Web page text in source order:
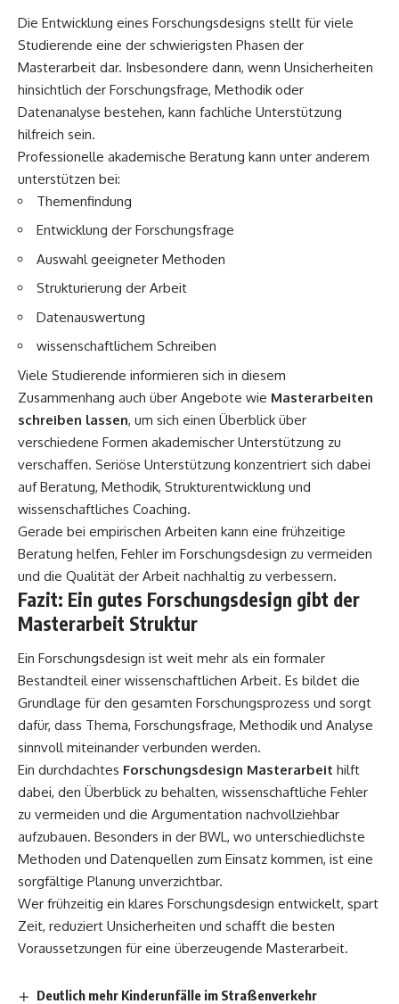
Die Entwicklung eines Forschungsdesigns stellt für viele
Studierende eine der schwierigsten Phasen der
Masterarbeit dar. Insbesondere dann, wenn Unsicherheiten
hinsichtlich der Forschungsfrage, Methodik oder
Datenanalyse bestehen, kann fachliche Unterstützung
hilfreich sein.
Professionelle akademische Beratung kann unter anderem
unterstützen bei:
Themenfindung
Entwicklung der Forschungsfrage
Auswahl geeigneter Methoden
Strukturierung der Arbeit
Datenauswertung
wissenschaftlichem Schreiben
Viele Studierende informieren sich in diesem
Zusammenhang auch über Angebote wie Masterarbeiten
schreiben lassen, um sich einen Überblick über
verschiedene Formen akademischer Unterstützung zu
verschaffen. Seriöse Unterstützung konzentriert sich dabei
auf Beratung, Methodik, Strukturentwicklung und
wissenschaftliches Coaching.
Gerade bei empirischen Arbeiten kann eine frühzeitige
Beratung helfen, Fehler im Forschungsdesign zu vermeiden
und die Qualität der Arbeit nachhaltig zu verbessern.
Fazit: Ein gutes Forschungsdesign gibt der
Masterarbeit Struktur
Ein Forschungsdesign ist weit mehr als ein formaler
Bestandteil einer wissenschaftlichen Arbeit. Es bildet die
Grundlage für den gesamten Forschungsprozess und sorgt
dafür, dass Thema, Forschungsfrage, Methodik und Analyse
sinnvoll miteinander verbunden werden.
Ein durchdachtes Forschungsdesign Masterarbeit hilft
dabei, den Überblick zu behalten, wissenschaftliche Fehler
zu vermeiden und die Argumentation nachvollziehbar
aufzubauen. Besonders in der BWL, wo unterschiedlichste
Methoden und Datenquellen zum Einsatz kommen, ist eine
sorgfältige Planung unverzichtbar.
Wer frühzeitig ein klares Forschungsdesign entwickelt, spart
Zeit, reduziert Unsicherheiten und schafft die besten
Voraussetzungen für eine überzeugende Masterarbeit.
Deutlich mehr Kinderunfälle im Straßenverkehr